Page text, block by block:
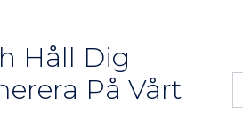
Håll Dig
På Vårt